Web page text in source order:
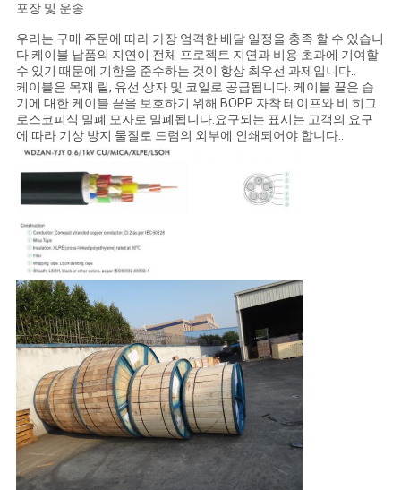
포장 및 운송
우리는 구매 주문에 따라 가장 엄격한 배달 일정을 충족 할 수 있습니
다.케이블 납품의 지연이 전체 프로젝트 지연과 비용 초과에 기여할
수 있기 때문에 기한을 준수하는 것이 항상 최우선 과제입니다..
케이블은 목재 릴, 유선 상자 및 코일로 공급됩니다. 케이블 끝은 습
기에 대한 케이블 끝을 보호하기 위해 BOPP 자착 테이프와 비 히그
로스코피식 밀폐 모자로 밀폐됩니다.요구되는 표시는 고객의 요구
에 따라 기상 방지 물질로 드럼의 외부에 인쇄되어야 합니다..